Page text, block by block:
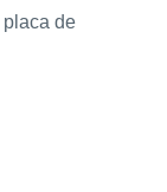
placa de